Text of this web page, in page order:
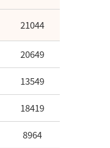
21044
20649
13549
18419
8964